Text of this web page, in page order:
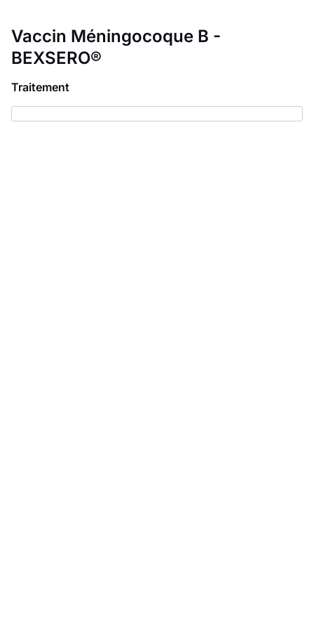
Vaccin Méningocoque B -
BEXSERO®
Traitement